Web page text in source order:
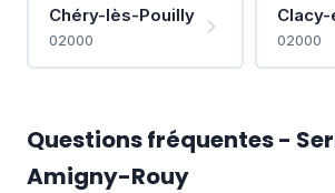
Chéry-lès-Pouilly
02000 02000
Questions fréquentes -
Amigny-Rouy